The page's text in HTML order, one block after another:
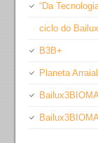
“Da
ciclo do Bailux
B3B+
Planeta